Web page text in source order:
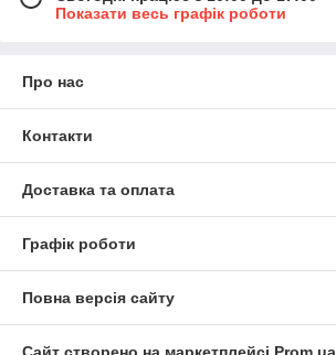
Показати весь графік роботи
Про нас
Контакти
Доставка та оплата
Графік роботи
Повна версія сайту